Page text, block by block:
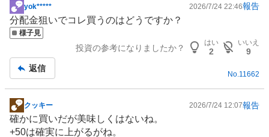
掲
示
板
yok***** 2026/7/24 22:46報告
分配金狙いでコレ買うのはどうですか？
様子見
投資の参考になりましたか？
はい
2
いいえ
9
返信
No.11662
掲
示
クッキー 2026/7/24 12:07報告
確かに買いだが美味しくはないね。
+50は確実に上がるがね。